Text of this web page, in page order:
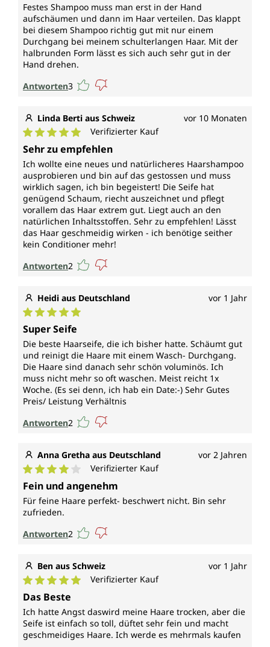
Festes Shampoo muss man erst in der Hand
aufschäumen und dann im Haar verteilen. Das klappt
bei diesem Shampoo richtig gut mit nur einem
Durchgang bei meinem schulterlangen Haar. Mit der
halbrunden Form lässt es sich auch sehr gut in der
Hand drehen.
Antworten3
Linda Berti aus Schweiz vor 10 Monaten
Durchschnittliche Bewertung von 5 von 5 Sternen
Verifizierter Kauf
Sehr zu empfehlen
Ich wollte eine neues und natürlicheres Haarshampoo
ausprobieren und bin auf das gestossen und muss
wirklich sagen, ich bin begeistert! Die Seife hat
genügend Schaum, riecht auszeichnet und pflegt
vorallem das Haar extrem gut. Liegt auch an den
natürlichen Inhaltsstoffen. Sehr zu empfehlen! Lässt
das Haar geschmeidig wirken - ich benötige seither
kein Conditioner mehr!
Antworten2
Heidi aus Deutschland vor 1 Jahr
Durchschnittliche Bewertung von 5 von 5 Sternen
Super Seife
Die beste Haarseife, die ich bisher hatte. Schäumt gut
und reinigt die Haare mit einem Wasch- Durchgang.
Die Haare sind danach sehr schön voluminös. Ich
muss nicht mehr so oft waschen. Meist reicht 1x
Woche. (Es sei denn, ich hab ein Date:-) Sehr Gutes
Preis/ Leistung Verhältnis
Antworten2
Anna Gretha aus Deutschland vor 2 Jahren
Durchschnittliche Bewertung von 4 von 5 Sternen
Verifizierter Kauf
Fein und angenehm
Für feine Haare perfekt- beschwert nicht. Bin sehr
zufrieden.
Antworten2
Ben aus Schweiz vor 1 Jahr
Durchschnittliche Bewertung von 5 von 5 Sternen
Verifizierter Kauf
Das Beste
Ich hatte Angst daswird meine Haare trocken, aber die
Seife ist einfach so toll, düftet sehr fein und macht
geschmeidiges Haare. Ich werde es mehrmals kaufen